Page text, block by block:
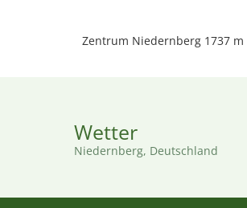
Zentrum Niedernberg 1737
Wetter
Niedernberg, Deutschland